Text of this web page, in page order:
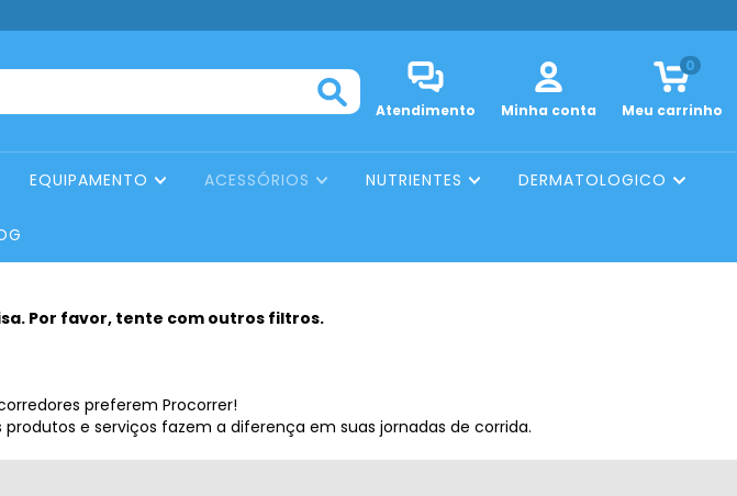
Atendimento Minha conta Meu carrinho
0
EQUIPAMENTO ACESSÓRIOS NUTRIENTES DERMATOLOGICO
Por favor, tente com outros filtros.
preferem Procorrer!
e serviços fazem a diferença em suas jornadas de corrida.